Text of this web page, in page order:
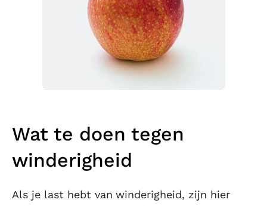
Wat te doen tegen
winderigheid
Als je last hebt van winderigheid, zijn hier